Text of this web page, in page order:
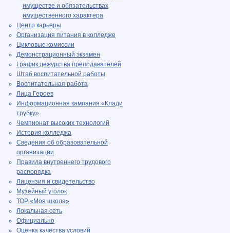
имуществе и обязательствах
имущественного характера
Центр карьеры
Организация питания в колледже
Цикловые комиссии
Демонстрационный экзамен
График дежурства преподавателей
Штаб воспитательной работы
Воспитательная работа
Лица Героев
Информационная кампания «Клади
трубку»
Чемпионат высоких технологий
История колледжа
Сведения об образовательной
организации
Правила внутреннего трудового
распорядка
Лицензия и свидетельство
Музейный уголок
ТОР «Моя школа»
Локальная сеть
Официально
Оценка качества условий